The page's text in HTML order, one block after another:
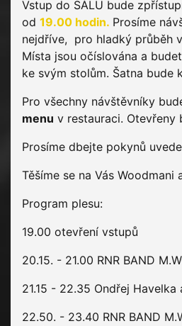
Vstup do SÁLU bude
od 19.00 hodin. Prosíme
nejdříve, pro hladký průběh
Místa jsou očíslována a
ke svým stolům. Šatna bude
Pro všechny návštěvníky
menu v restauraci. Otevřeny
Prosíme dbejte pokynů
Těšíme se na Vás Woodmani
Program plesu:
19.00 otevření vstupů
20.15. - 21.00 RNR BAND
21.15 - 22.35 Ondřej Havelka
22.50. - 23.40 RNR BAND